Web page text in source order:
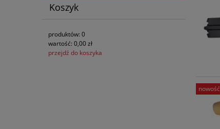
Koszyk
produktów: 0
wartość: 0,00 zł
przejdź do koszyka
nowość